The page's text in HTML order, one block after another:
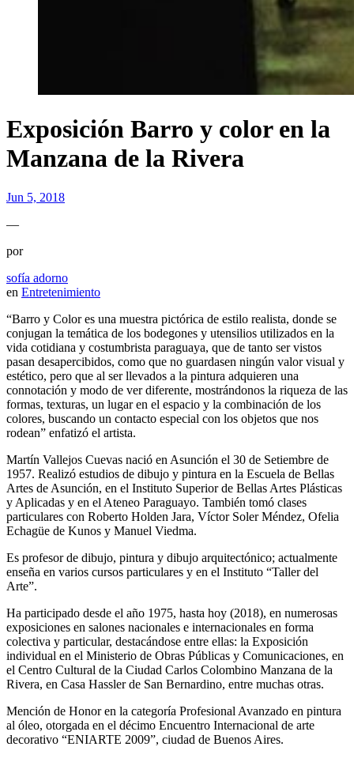
Exposición Barro y color en la
Manzana de la Rivera
Jun 5, 2018
—
por
sofía adorno
en Entretenimiento
“Barro y Color es una muestra pictórica de estilo realista, donde se
conjugan la temática de los bodegones y utensilios utilizados en la
vida cotidiana y costumbrista paraguaya, que de tanto ser vistos
pasan desapercibidos, como que no guardasen ningún valor visual y
estético, pero que al ser llevados a la pintura adquieren una
connotación y modo de ver diferente, mostrándonos la riqueza de las
formas, texturas, un lugar en el espacio y la combinación de los
colores, buscando un contacto especial con los objetos que nos
rodean” enfatizó el artista.
Martín Vallejos Cuevas nació en Asunción el 30 de Setiembre de
1957. Realizó estudios de dibujo y pintura en la Escuela de Bellas
Artes de Asunción, en el Instituto Superior de Bellas Artes Plásticas
y Aplicadas y en el Ateneo Paraguayo. También tomó clases
particulares con Roberto Holden Jara, Víctor Soler Méndez, Ofelia
Echagüe de Kunos y Manuel Viedma.
Es profesor de dibujo, pintura y dibujo arquitectónico; actualmente
enseña en varios cursos particulares y en el Instituto “Taller del
Arte”.
Ha participado desde el año 1975, hasta hoy (2018), en numerosas
exposiciones en salones nacionales e internacionales en forma
colectiva y particular, destacándose entre ellas: la Exposición
individual en el Ministerio de Obras Públicas y Comunicaciones, en
el Centro Cultural de la Ciudad Carlos Colombino Manzana de la
Rivera, en Casa Hassler de San Bernardino, entre muchas otras.
Mención de Honor en la categoría Profesional Avanzado en pintura
al óleo, otorgada en el décimo Encuentro Internacional de arte
decorativo “ENIARTE 2009”, ciudad de Buenos Aires.